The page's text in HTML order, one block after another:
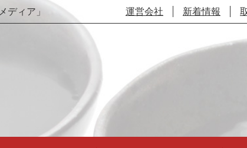
ディア」 運営会社 新着情報